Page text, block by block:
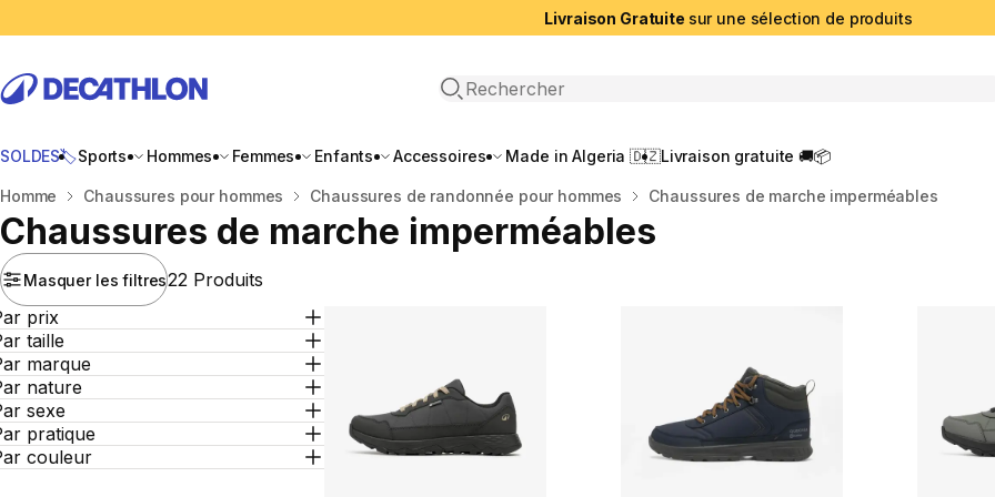
Livraison Gratuite sur une sélection de produits
Recherche ouverte
SOLDES🏷️Sports Hommes Femmes Enfants Accessoires Made in Algeria 🇩🇿Livraison gratuite 🚚📦
Accueil
Homme Chaussures pour hommes Chaussures de randonnée pour hommes Chaussures de marche imperméables
Chaussures de marche imperméables
Masquer les filtres22 Produits
prix
taille
marque
nature
sexe
pratique
couleur